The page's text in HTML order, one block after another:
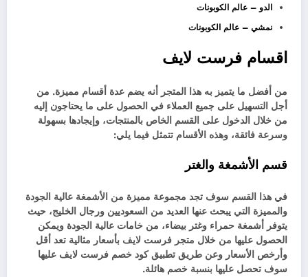
الدو – عالم الكوبونات
نمشي – عالم الكوبونات
اقسام فرست لايف
من أفضل ما يتميز به هذا المتجر أنه يضم عدة أقسام مميزة. من
أجل التسهيل على جميع العملاء في الحصول على ما يحتاجون إليه
من خلال الدخول على القسم الخاص بالمنتجات، وإيجادها بسهولة
وسرعة فائقة، وهذه الأقسام تتمثل فيما يلي:
قسم الأشمغة والغتر
في هذا القسم سوف تجد مجموعة مميزة من الأشمغة عالية الجودة
والمميزة التي يبحث عنها العديد من السعوديين ورجال الخليج، حيث
يتوفر أشمغة حمراء وغتر بيضاء، من خامات عالية الجودة ويمكن
الحصول عليها من خلال متجر فرست لايف بأسعار مثالية تعد أقل
وأرخص الأسعار وعن طريق تطبيق كود خصم فرست لايف عليها
سوف تحصل عليها بنسبة خصم هائلة.